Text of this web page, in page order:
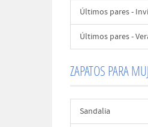
Últimos pares -
Últimos pares -
ZAPATOS PARA
Sandalia